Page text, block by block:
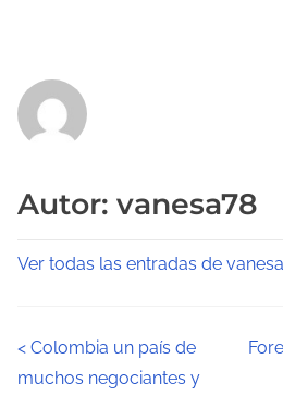
Autor: vanesa78
Ver todas las entradas de
N
< Colombia un país de
muchos negociantes y